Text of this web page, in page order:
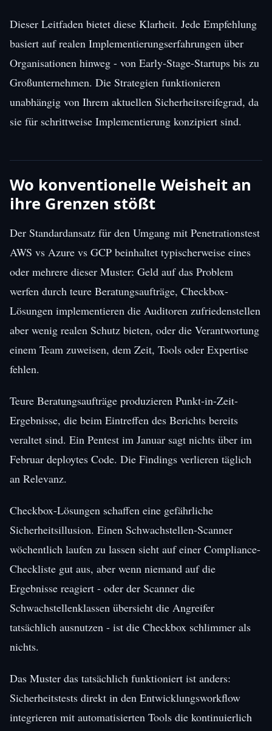
Dieser Leitfaden bietet diese Klarheit. Jede Empfehlung
basiert auf realen Implementierungserfahrungen über
Organisationen hinweg - von Early-Stage-Startups bis zu
Großunternehmen. Die Strategien funktionieren
unabhängig von Ihrem aktuellen Sicherheitsreifegrad, da
sie für schrittweise Implementierung konzipiert sind.
Wo konventionelle Weisheit an
ihre Grenzen stößt
Der Standardansatz für den Umgang mit Penetrationstest
AWS vs Azure vs GCP beinhaltet typischerweise eines
oder mehrere dieser Muster: Geld auf das Problem
werfen durch teure Beratungsaufträge, Checkbox-
Lösungen implementieren die Auditoren zufriedenstellen
aber wenig realen Schutz bieten, oder die Verantwortung
einem Team zuweisen, dem Zeit, Tools oder Expertise
fehlen.
Teure Beratungsaufträge produzieren Punkt-in-Zeit-
Ergebnisse, die beim Eintreffen des Berichts bereits
veraltet sind. Ein Pentest im Januar sagt nichts über im
Februar deploytes Code. Die Findings verlieren täglich
an Relevanz.
Checkbox-Lösungen schaffen eine gefährliche
Sicherheitsillusion. Einen Schwachstellen-Scanner
wöchentlich laufen zu lassen sieht auf einer Compliance-
Checkliste gut aus, aber wenn niemand auf die
Ergebnisse reagiert - oder der Scanner die
Schwachstellenklassen übersieht die Angreifer
tatsächlich ausnutzen - ist die Checkbox schlimmer als
nichts.
Das Muster das tatsächlich funktioniert ist anders:
Sicherheitstests direkt in den Entwicklungsworkflow
integrieren mit automatisierten Tools die kontinuierlich